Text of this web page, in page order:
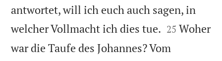
antwortet, will ich euch auch sagen, in
welcher Vollmacht ich dies tue. 

25 Woher
war die Taufe des Johannes? Vom